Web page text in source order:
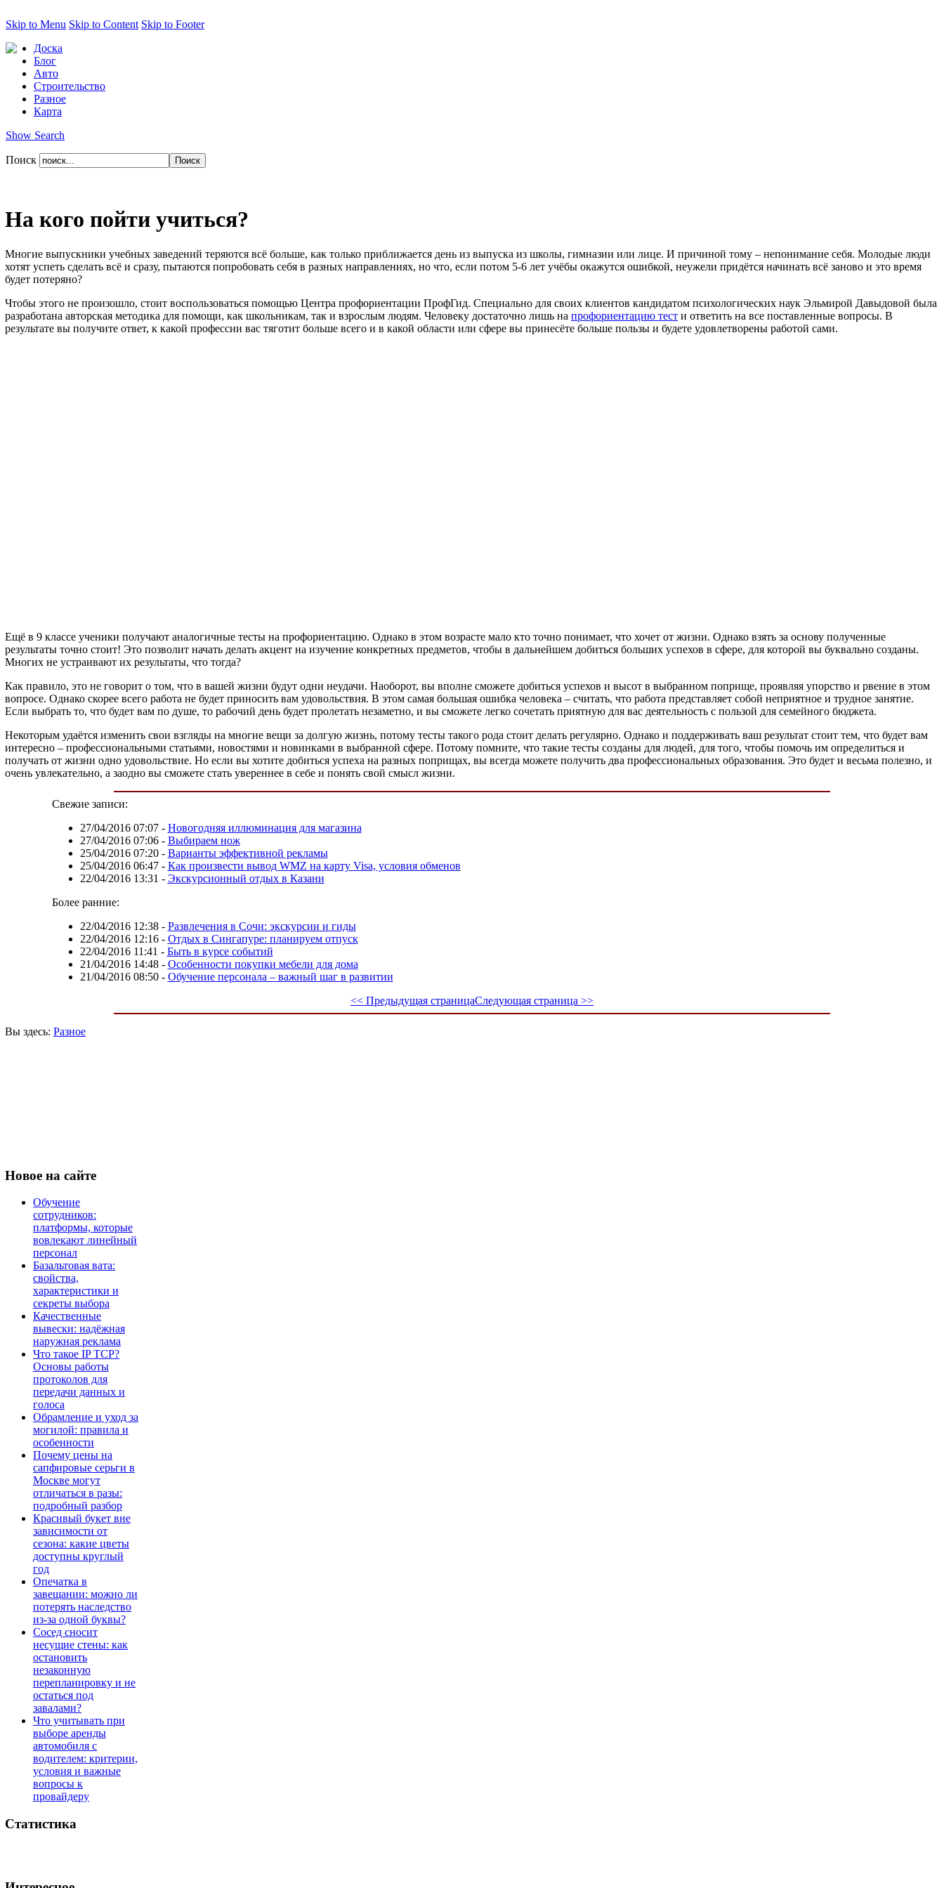
Skip to Menu Skip to Content Skip to Footer
Доска
Блог
Авто
Строительство
Разное
Карта
Show Search
Поиск
На кого пойти учиться?
Многие выпускники учебных заведений теряются всё больше, как только приближается день из выпуска из школы, гимназии или лице. И причиной тому – непонимание себя. Молодые люди
хотят успеть сделать всё и сразу, пытаются попробовать себя в разных направлениях, но что, если потом 5-6 лет учёбы окажутся ошибкой, неужели придётся начинать всё заново и это время
будет потеряно?
Чтобы этого не произошло, стоит воспользоваться помощью Центра профориентации ПрофГид. Специально для своих клиентов кандидатом психологических наук Эльмирой Давыдовой была
разработана авторская методика для помощи, как школьникам, так и взрослым людям. Человеку достаточно лишь на профориентацию тест и ответить на все поставленные вопросы. В
результате вы получите ответ, к какой профессии вас тяготит больше всего и в какой области или сфере вы принесёте больше пользы и будете удовлетворены работой сами.
Ещё в 9 классе ученики получают аналогичные тесты на профориентацию. Однако в этом возрасте мало кто точно понимает, что хочет от жизни. Однако взять за основу полученные
результаты точно стоит! Это позволит начать делать акцент на изучение конкретных предметов, чтобы в дальнейшем добиться больших успехов в сфере, для которой вы буквально созданы.
Многих не устраивают их результаты, что тогда?
Как правило, это не говорит о том, что в вашей жизни будут одни неудачи. Наоборот, вы вполне сможете добиться успехов и высот в выбранном поприще, проявляя упорство и рвение в этом
вопросе. Однако скорее всего работа не будет приносить вам удовольствия. В этом самая большая ошибка человека – считать, что работа представляет собой неприятное и трудное занятие.
Если выбрать то, что будет вам по душе, то рабочий день будет пролетать незаметно, и вы сможете легко сочетать приятную для вас деятельность с пользой для семейного бюджета.
Некоторым удаётся изменить свои взгляды на многие вещи за долгую жизнь, потому тесты такого рода стоит делать регулярно. Однако и поддерживать ваш результат стоит тем, что будет вам
интересно – профессиональными статьями, новостями и новинками в выбранной сфере. Потому помните, что такие тесты созданы для людей, для того, чтобы помочь им определиться и
получать от жизни одно удовольствие. Но если вы хотите добиться успеха на разных поприщах, вы всегда можете получить два профессиональных образования. Это будет и весьма полезно, и
очень увлекательно, а заодно вы сможете стать увереннее в себе и понять свой смысл жизни.
Свежие записи:
27/04/2016 07:07- Новогодняя иллюминация для магазина
27/04/2016 07:06- Выбираем нож
25/04/2016 07:20- Варианты эффективной рекламы
25/04/2016 06:47- Как произвести вывод WMZ на карту Visa, условия обменов
22/04/2016 13:31 - Экскурсионный отдых в Казани
Более ранние:
22/04/2016 12:38- Развлечения в Сочи: экскурсии и гиды
22/04/2016 12:16- Отдых в Сингапуре: планируем отпуск
22/04/2016 11:41 - Быть в курсе событий
21/04/2016 14:48- Особенности покупки мебели для дома
21/04/2016 08:50- Обучение персонала – важный шаг в развитии
<< Предыдущая страницаСледующая страница >>
Вы здесь: Разное
Новое на сайте
Обучение
сотрудников:
платформы, которые
вовлекают линейный
персонал
Базальтовая вата:
свойства,
характеристики и
секреты выбора
Качественные
вывески: надёжная
наружная реклама
Что такое IP TCP?
Основы работы
протоколов для
передачи данных и
голоса
Обрамление и уход за
могилой: правила и
особенности
Почему цены на
сапфировые серьги в
Москве могут
отличаться в разы:
подробный разбор
Красивый букет вне
зависимости от
сезона: какие цветы
доступны круглый
год
Опечатка в
завещании: можно ли
потерять наследство
из-за одной буквы?
Сосед сносит
несущие стены: как
остановить
незаконную
перепланировку и не
остаться под
завалами?
Что учитывать при
выборе аренды
автомобиля с
водителем: критерии,
условия и важные
вопросы к
провайдеру
Статистика